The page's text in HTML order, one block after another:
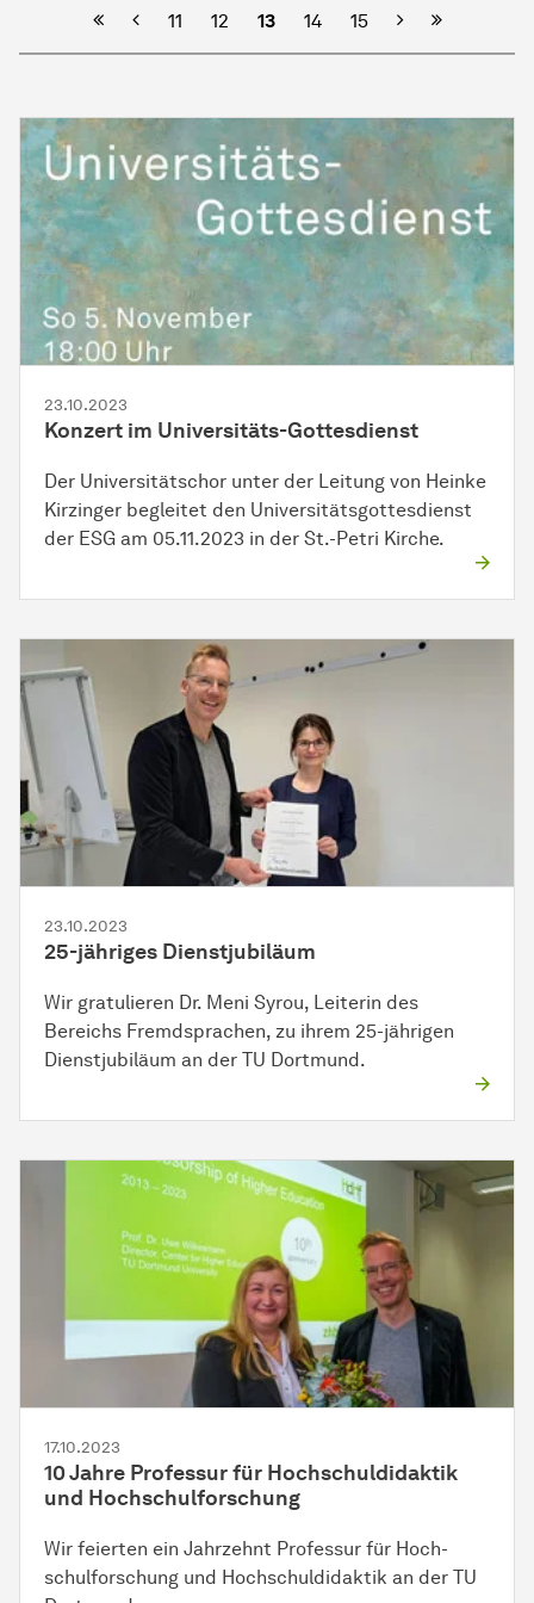
Vorherige
11 12 13 14 15 Nächste
23.10.2023
Konzert im Universitäts-Gottesdienst
Der Universitätschor unter der Leitung von Heinke
Kirzinger begleitet den Universitätsgottesdienst
der ESG am 05.11.2023 in der St.-Petri Kirche.
23.10.2023
25-jähriges Dienstjubiläum
Wir gratulieren Dr. Meni Syrou, Leiterin des
Bereichs Fremdsprachen, zu ihrem 25-jährigen
Dienstjubiläum an der TU Dortmund.
17.10.2023
10 Jahre Professur für Hochschuldidaktik
und Hoch­schul­forschung
Wir feierten ein Jahrzehnt Professur für Hoch­
schul­forschung und Hochschuldidaktik an der TU